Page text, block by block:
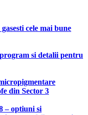
cele mai bune
si detalii pentru
din Sector 3
– optiuni si